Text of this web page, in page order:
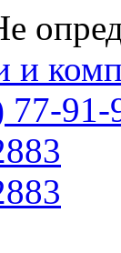
77-91-